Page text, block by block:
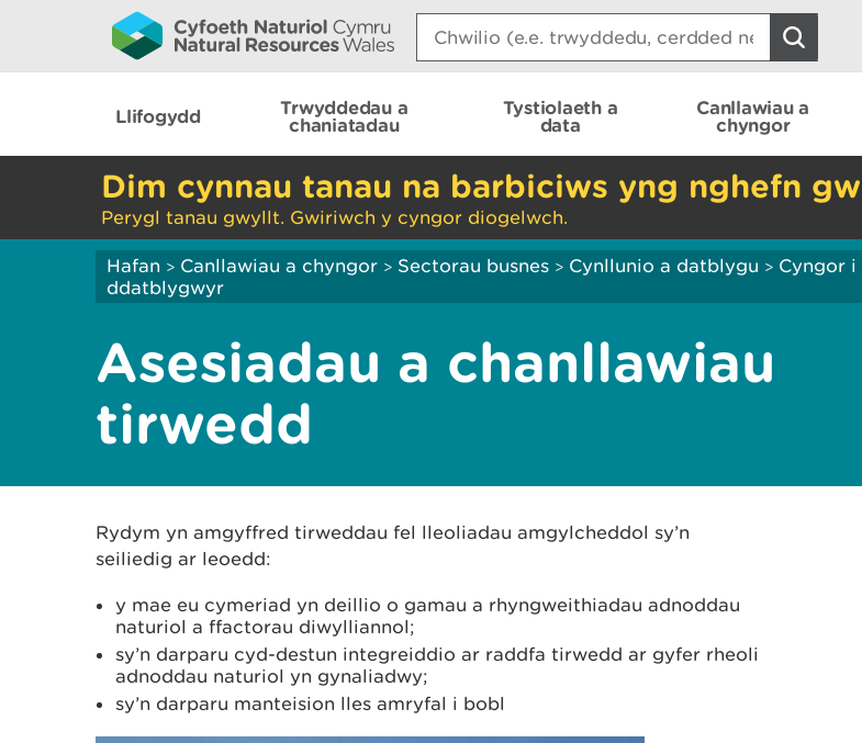
Search:
Llifogydd
Trwyddedau a
chaniatadau
Tystiolaeth a
data
Canllawiau a
chyngor
Dim cynnau tanau na barbiciws yng nghefn
Perygl tanau gwyllt. Gwiriwch y cyngor diogelwch.
Hafan > Canllawiau a chyngor > Sectorau busnes > Cynllunio a datblygu > Cyngor i
ddatblygwyr
Asesiadau a chanllawiau
tirwedd
Rydym yn amgyffred tirweddau fel lleoliadau amgylcheddol sy’n
seiliedig ar leoedd:
y mae eu cymeriad yn deillio o gamau a rhyngweithiadau adnoddau
naturiol a ffactorau diwylliannol;
sy’n darparu cyd-destun integreiddio ar raddfa tirwedd ar gyfer rheoli
adnoddau naturiol yn gynaliadwy;
sy’n darparu manteision lles amryfal i bobl